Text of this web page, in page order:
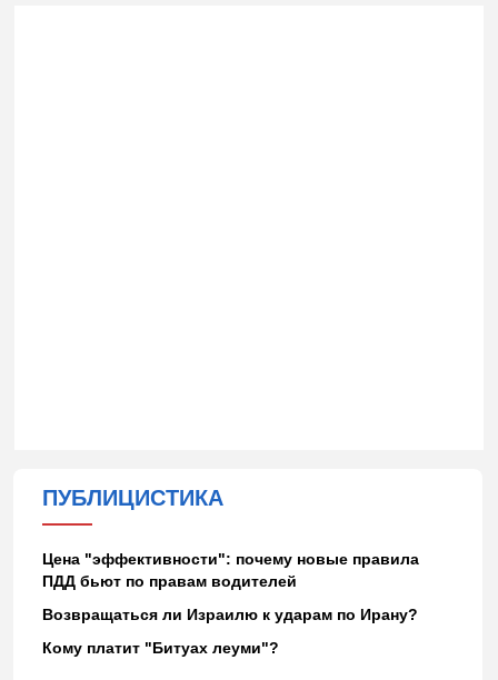
ПУБЛИЦИСТИКА
Цена "эффективности": почему новые правила
ПДД бьют по правам водителей
Возвращаться ли Израилю к ударам по Ирану?
Кому платит "Битуах леуми"?